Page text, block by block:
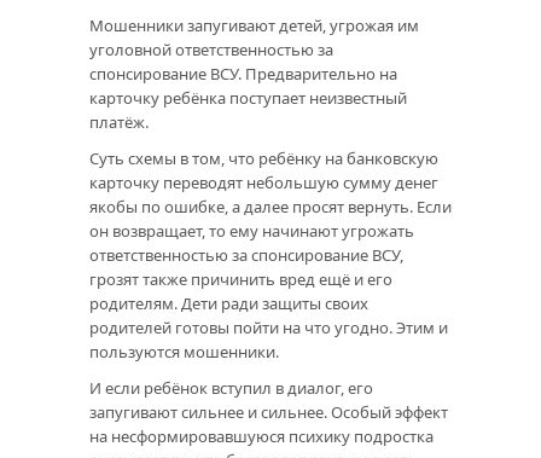
Мошенники запугивают детей, угрожая им
уголовной ответственностью за
спонсирование ВСУ. Предварительно на
карточку ребёнка поступает неизвестный
платёж.
Суть схемы в том, что ребёнку на банковскую
карточку переводят небольшую сумму денег
якобы по ошибке, а далее просят вернуть. Если
он возвращает, то ему начинают угрожать
ответственностью за спонсирование ВСУ,
грозят также причинить вред ещё и его
родителям. Дети ради защиты своих
родителей готовы пойти на что угодно. Этим и
пользуются мошенники.
И если ребёнок вступил в диалог, его
запугивают сильнее и сильнее. Особый эффект
на несформировавшуюся психику подростка